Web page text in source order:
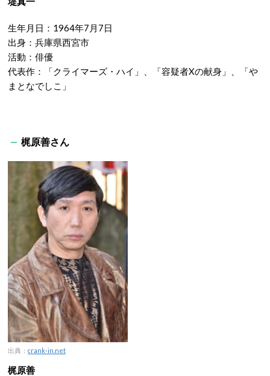
生年月日：1964年7月7日
出身：兵庫県西宮市
活動：俳優
代表作：「クライマーズ・ハイ」、「容疑者Xの献身」、「や
まとなでしこ」
梶原善さん
出典： crank-in.net
梶原善